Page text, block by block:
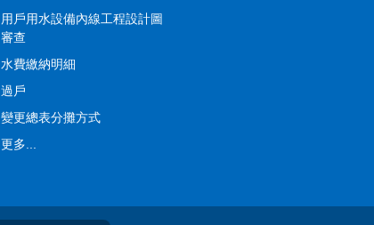
用戶用水設備內線工程設計圖
審查
水費繳納明細
過戶
變更總表分攤方式
更多...